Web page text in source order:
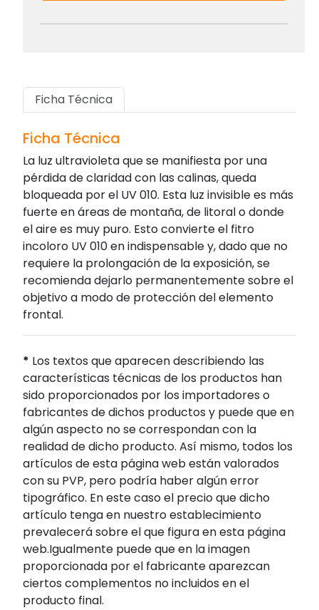
Ficha Técnica
Ficha Técnica
La luz ultravioleta que se manifiesta por una
pérdida de claridad con las calinas, queda
bloqueada por el UV 010. Esta luz invisible es más
fuerte en áreas de montaña, de litoral o donde
el aire es muy puro. Esto convierte el fitro
incoloro UV 010 en indispensable y, dado que no
requiere la prolongación de la exposición, se
recomienda dejarlo permanentemente sobre el
objetivo a modo de protección del elemento
frontal.
* Los textos que aparecen describiendo las
características técnicas de los productos han
sido proporcionados por los importadores o
fabricantes de dichos productos y puede que en
algún aspecto no se correspondan con la
realidad de dicho producto. Así mismo, todos los
artículos de esta página web están valorados
con su PVP, pero podría haber algún error
tipográfico. En este caso el precio que dicho
artículo tenga en nuestro establecimiento
prevalecerá sobre el que figura en esta página
web.Igualmente puede que en la imagen
proporcionada por el fabricante aparezcan
ciertos complementos no incluidos en el
producto final.